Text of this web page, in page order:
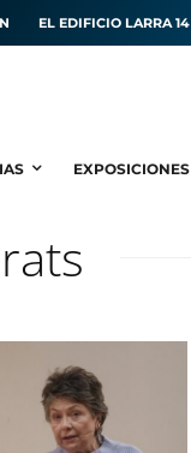
EL EDIFICIO LARRA 14
EXPOSICIONES